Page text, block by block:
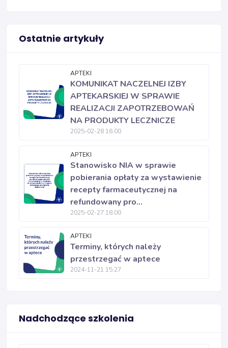
Ostatnie artykuły
APTEKI
KOMUNIKAT NACZELNEJ IZBY
APTEKARSKIEJ W SPRAWIE
REALIZACJI ZAPOTRZEBOWAŃ
NA PRODUKTY LECZNICZE
2025-02-28 16:00
APTEKI
Stanowisko NIA w sprawie
pobierania opłaty za wystawienie
recepty farmaceutycznej na
refundowany pro...
2025-02-27 18:00
APTEKI
Terminy, których należy
przestrzegać w aptece
2024-11-21 15:27
Nadchodzące szkolenia